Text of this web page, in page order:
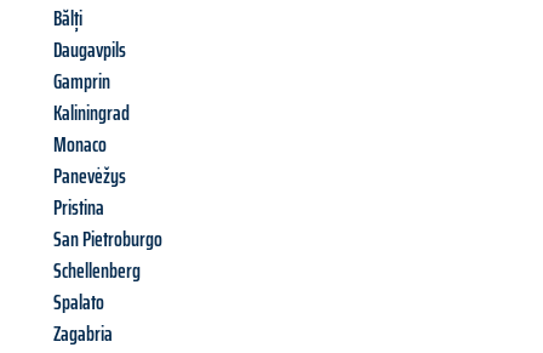
Bălți
Daugavpils
Gamprin
Kaliningrad
Monaco
Panevėžys
Pristina
San Pietroburgo
Schellenberg
Spalato
Zagabria